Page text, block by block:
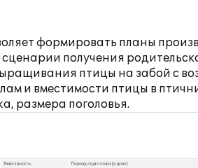
формировать планы
получения
птицы на забой с
и вместимости птицы в
размера поголовья.